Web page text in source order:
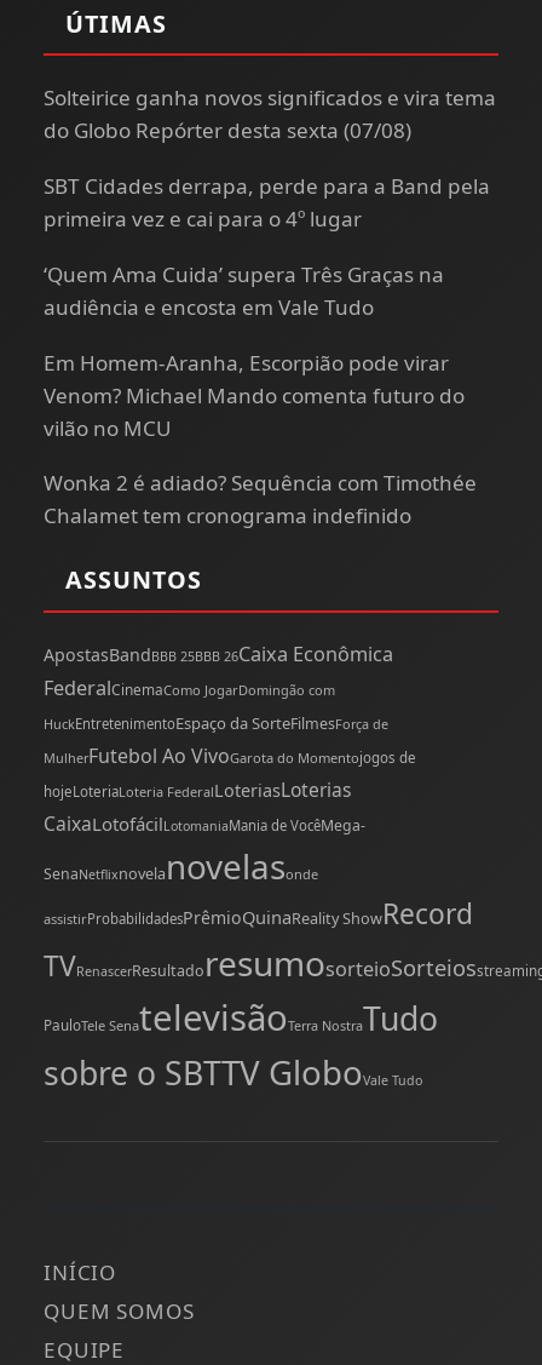
ÚTIMAS
Solteirice ganha novos significados e vira tema
do Globo Repórter desta sexta (07/08)
SBT Cidades derrapa, perde para a Band pela
primeira vez e cai para o 4º lugar
‘Quem Ama Cuida’ supera Três Graças na
audiência e encosta em Vale Tudo
Em Homem-Aranha, Escorpião pode virar
Venom? Michael Mando comenta futuro do
vilão no MCU
Wonka 2 é adiado? Sequência com Timothée
Chalamet tem cronograma indefinido
ASSUNTOS
ApostasBandBBB 25BBB 26Caixa Econômica
FederalCinemaComo JogarDomingão com
HuckEntretenimentoEspaço da SorteFilmesForça de
MulherFutebol Ao VivoGarota do Momentojogos de
hojeLoteriaLoteria FederalLoteriasLoterias
CaixaLotofácilLotomaniaMania de VocêMega-
SenaNetflixnovelanovelasonde
assistirProbabilidadesPrêmioQuinaReality ShowRecord
TVRenascerResultadoresumosorteioSorteios
PauloTele SenatelevisãoTerra NostraTudo
sobre o SBTTV GloboVale Tudo
INÍCIO
QUEM SOMOS
EQUIPE